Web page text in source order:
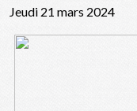
Jeudi 21 mars 2024